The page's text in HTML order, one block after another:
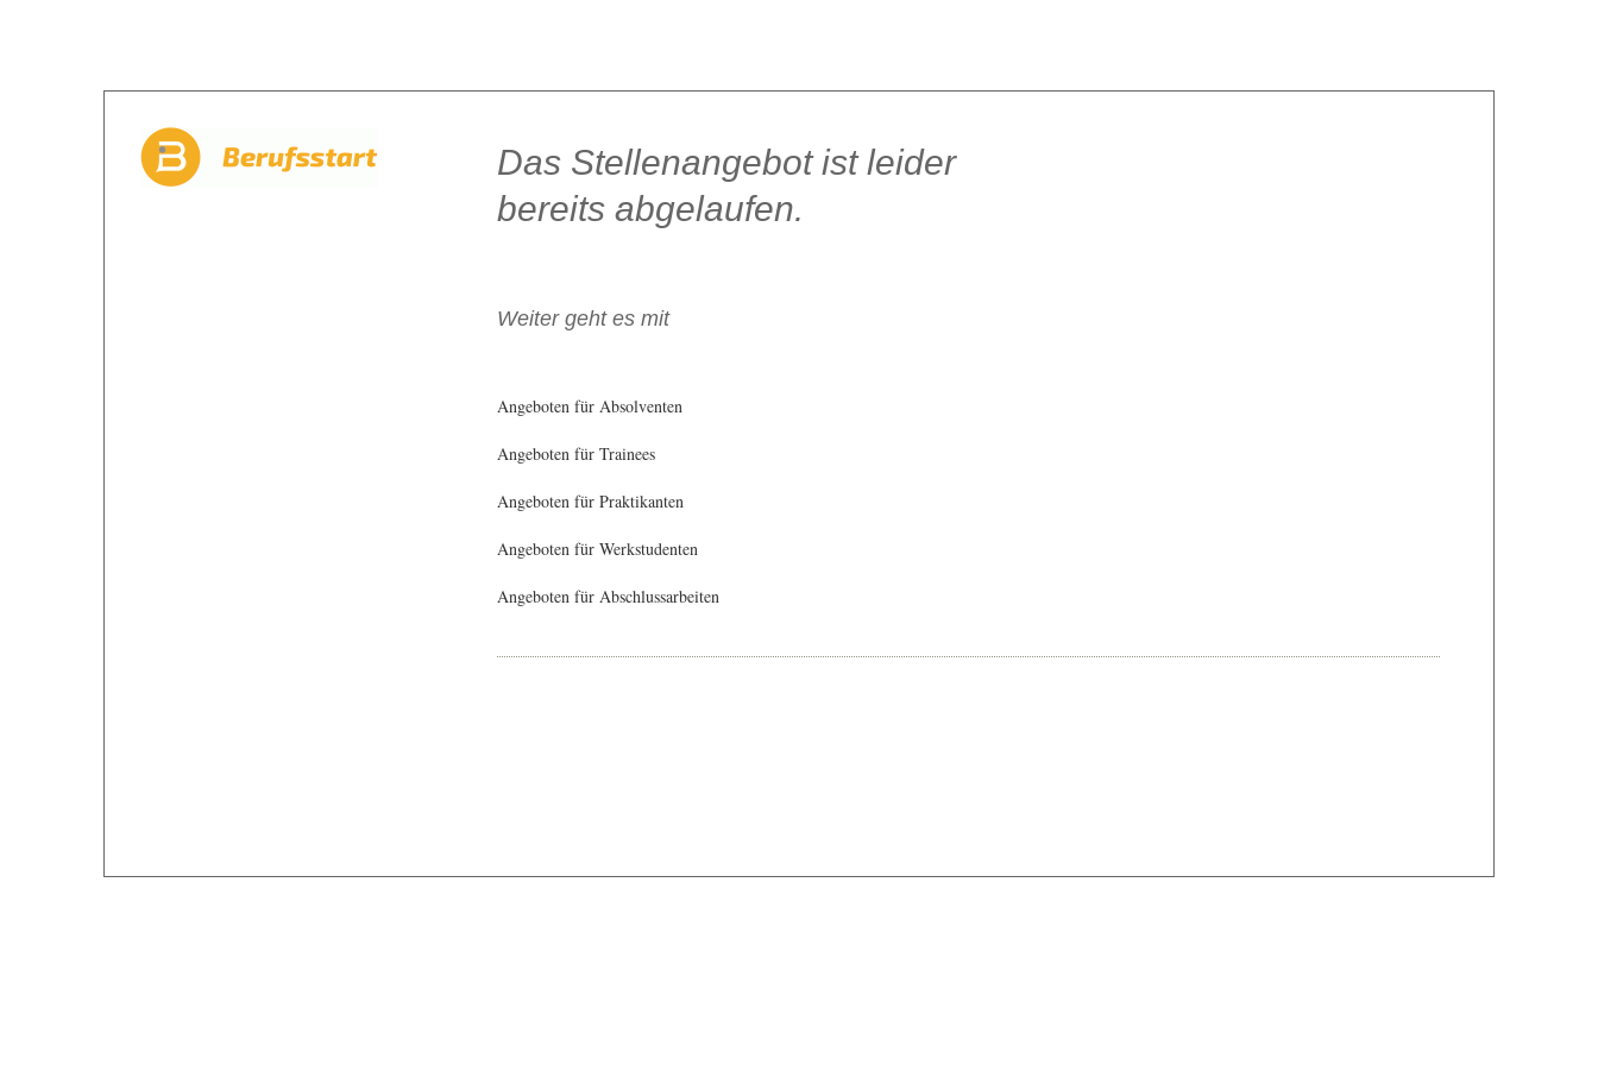
Das Stellenangebot ist leider
bereits abgelaufen.
Weiter geht es mit
Angeboten für Absolventen
Angeboten für Trainees
Angeboten für Praktikanten
Angeboten für Werkstudenten
Angeboten für Abschlussarbeiten